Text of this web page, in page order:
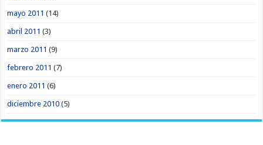
mayo 2011 (14)
abril 2011 (3)
marzo 2011 (9)
febrero 2011 (7)
enero 2011 (6)
diciembre 2010 (5)